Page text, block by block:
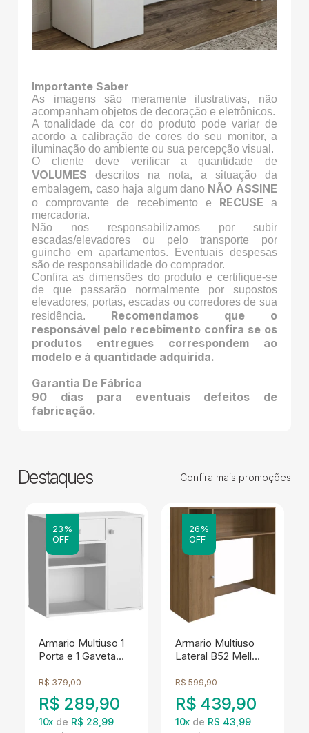
Importante Saber
As imagens são meramente ilustrativas, não
acompanham objetos de decoração e eletrônicos.
A tonalidade da cor do produto pode variar de
acordo a calibração de cores do seu monitor, a
iluminação do ambiente ou sua percepção visual.
O cliente deve verificar a quantidade de
VOLUMES descritos na nota, a situação da
embalagem, caso haja algum dano NÃO ASSINE
o comprovante de recebimento e RECUSE a
mercadoria.
Não nos responsabilizamos por subir
escadas/elevadores ou pelo transporte por
guincho em apartamentos. Eventuais despesas
são de responsabilidade do comprador.
Confira as dimensões do produto e certifique-se
de que passarão normalmente por supostos
elevadores, portas, escadas ou corredores de sua
residência. Recomendamos que o
responsável pelo recebimento confira se os
produtos entregues correspondem ao
modelo e à quantidade adquirida.
Garantia De Fábrica
90 dias para eventuais defeitos de
fabricação.
Destaques Confira mais promoções
23%
OFF
Armario Multiuso 1
Porta e 1 Gaveta
NOVAM
R$ 379,00
R$ 289,90
10x de R$ 28,99
26%
OFF
Armario Multiuso
Lateral B52 Mell
R$ 599,90
R$ 439,90
10x de R$ 43,99